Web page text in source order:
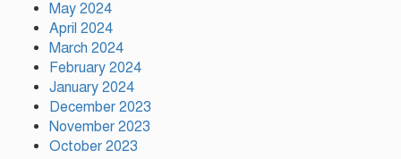
May 2024
April 2024
March 2024
February 2024
January 2024
December 2023
November 2023
October 2023